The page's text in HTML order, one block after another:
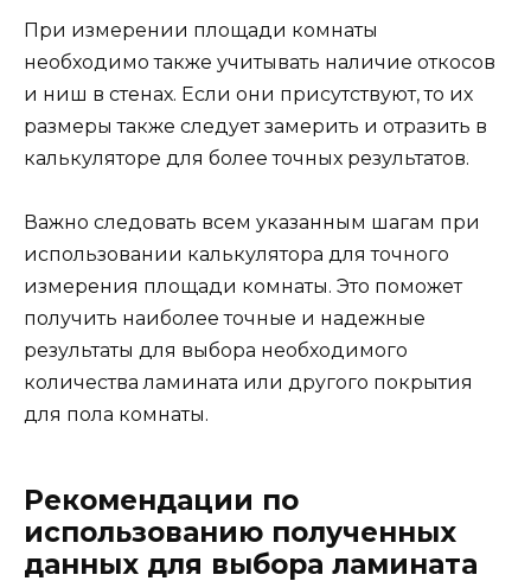
При измерении площади комнаты
необходимо также учитывать наличие откосов
и ниш в стенах. Если они присутствуют, то их
размеры также следует замерить и отразить в
калькуляторе для более точных результатов.
Важно следовать всем указанным шагам при
использовании калькулятора для точного
измерения площади комнаты. Это поможет
получить наиболее точные и надежные
результаты для выбора необходимого
количества ламината или другого покрытия
для пола комнаты.
Рекомендации по
использованию полученных
данных для выбора ламината